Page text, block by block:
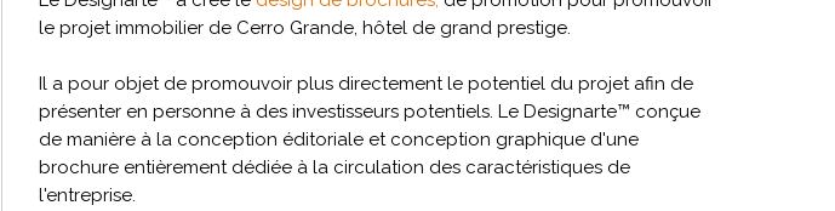
le projet immobilier de Cerro Grande, hôtel de grand prestige.
Il a pour objet de promouvoir plus directement le potentiel du projet afin de
présenter en personne à des investisseurs potentiels. Le Designarte™ conçue
de manière à la conception éditoriale et conception graphique d'une
brochure entièrement dédiée à la circulation des caractéristiques de
l'entreprise.